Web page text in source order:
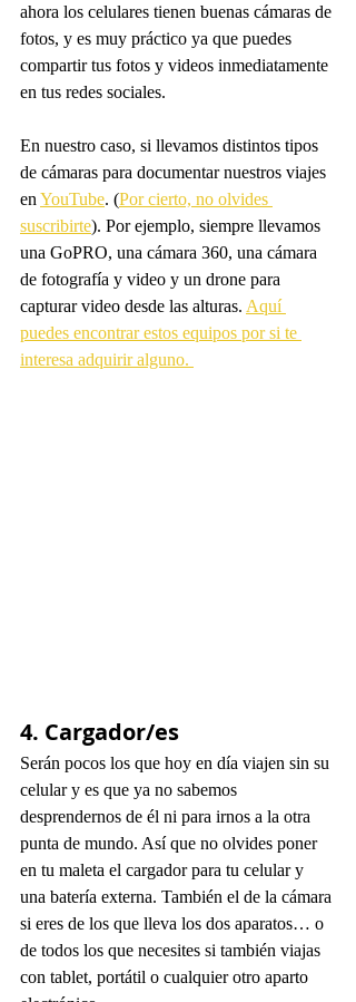
ahora los celulares tienen buenas cámaras de
fotos, y es muy práctico ya que puedes
compartir tus fotos y videos inmediatamente
en tus redes sociales.
En nuestro caso, si llevamos distintos tipos
de cámaras para documentar nuestros viajes
en YouTube. (Por cierto, no olvides
suscribirte). Por ejemplo, siempre llevamos
una GoPRO, una cámara 360, una cámara
de fotografía y video y un drone para
capturar video desde las alturas. Aquí
puedes encontrar estos equipos por si te
interesa adquirir alguno.
4. Cargador/es
Serán pocos los que hoy en día viajen sin su
celular y es que ya no sabemos
desprendernos de él ni para irnos a la otra
punta de mundo. Así que no olvides poner
en tu maleta el cargador para tu celular y
una batería externa. También el de la cámara
si eres de los que lleva los dos aparatos… o
de todos los que necesites si también viajas
con tablet, portátil o cualquier otro aparto